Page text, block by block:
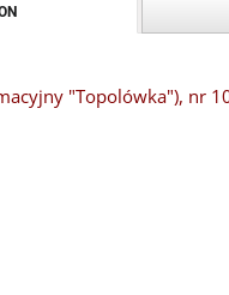
"Topolówka"), nr